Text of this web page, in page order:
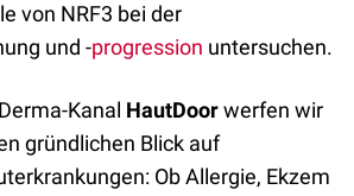
von NRF3 bei der
und -progression untersuchen.
Kanal HautDoorwerfen wir
gründlichen Blick auf
Ob Allergie, Ekzem